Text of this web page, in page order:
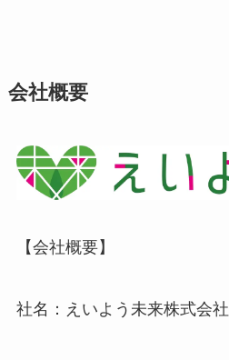
会社概要
【会社概要】
社名：えいよう未来株式会社